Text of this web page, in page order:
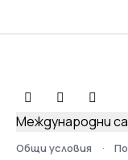
Общи условия
Международни